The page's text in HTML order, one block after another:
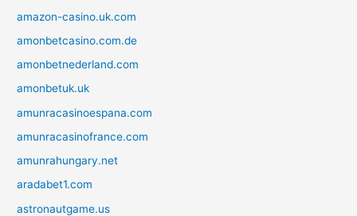
amazon-casino.uk.com
amonbetcasino.com.de
amonbetnederland.com
amonbetuk.uk
amunracasinoespana.com
amunracasinofrance.com
amunrahungary.net
aradabet1.com
astronautgame.us